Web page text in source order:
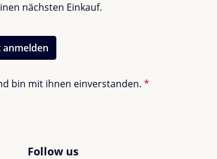
nächsten Einkauf.
anmelden
bin mit ihnen einverstanden.*
Follow us